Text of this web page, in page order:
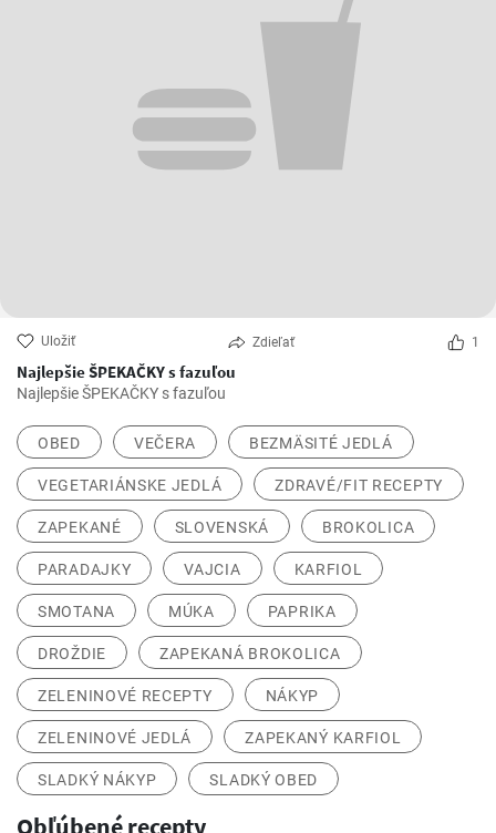
Uložiť Zdieľať 1
Najlepšie ŠPEKAČKY s fazuľou
Najlepšie ŠPEKAČKY s fazuľou
OBED VEČERA BEZMÄSITÉ JEDLÁ
VEGETARIÁNSKE JEDLÁ ZDRAVÉ/FIT RECEPTY
ZAPEKANÉ SLOVENSKÁ BROKOLICA
PARADAJKY VAJCIA KARFIOL
SMOTANA MÚKA PAPRIKA
DROŽDIE ZAPEKANÁ BROKOLICA
ZELENINOVÉ RECEPTY NÁKYP
ZELENINOVÉ JEDLÁ ZAPEKANÝ KARFIOL
SLADKÝ NÁKYP SLADKÝ OBED
Obľúbené recepty